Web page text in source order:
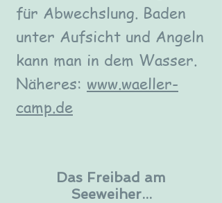
für Abwechslung. Baden
unter Aufsicht und Angeln
kann man in dem Wasser.
Näheres: www.waeller-
camp.de
Das Freibad am
Seeweiher...